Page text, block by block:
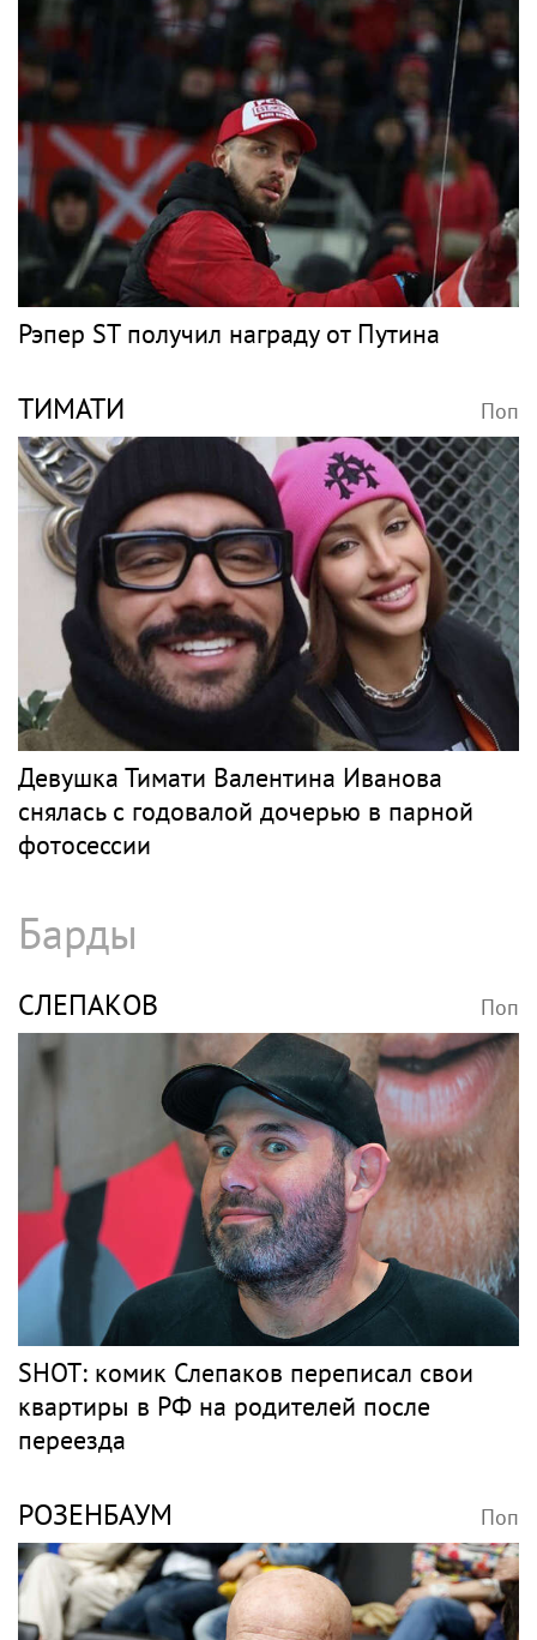
Рэпер ST получил награду от Путина
ТИМАТИ Поп
Девушка Тимати Валентина Иванова
снялась с годовалой дочерью в парной
фотосессии
Барды
СЛЕПАКОВ Поп
SHOT: комик Слепаков переписал свои
квартиры в РФ на родителей после
переезда
РОЗЕНБАУМ Поп